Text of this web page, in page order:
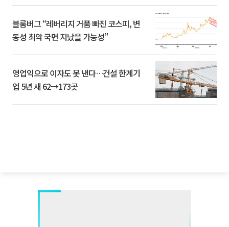
블룸버그 “레버리지 거품 빠진 코스피, 변
동성 최악 국면 지났을 가능성”
영업익으로 이자도 못 낸다…건설 한계기
업 5년 새 62→173곳